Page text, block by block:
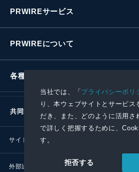
当社では、「プライバシーポリ
り、本ウェブサイトとサービス
だき、また、どのように活用さ
で詳しく把握するために、
す。
拒否する
PRWIREサービス
PRWIREについて
各種お問い合わせ
共同通信社グループ
サイトポリシー
外部送信ポリシー プレ